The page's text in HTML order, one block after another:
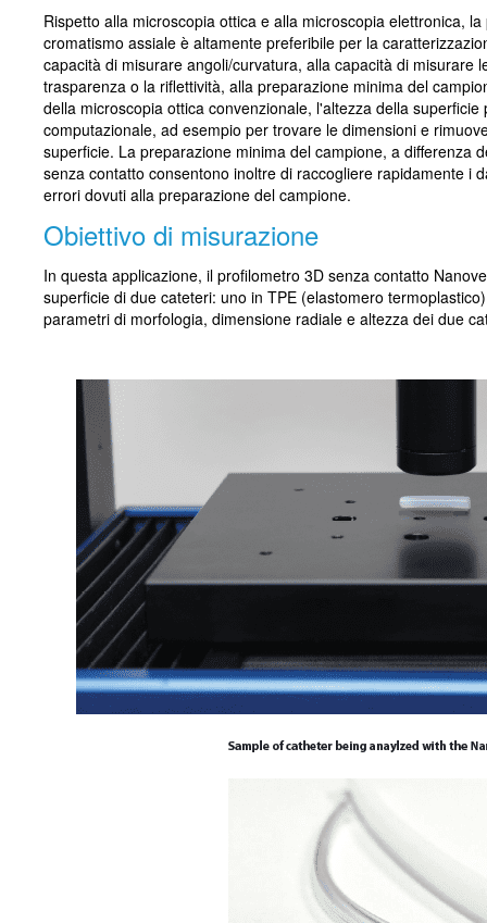
Rispetto alla microscopia ottica e alla microscopia elettronica,
cromatismo assiale è altamente preferibile per la
capacità di misurare angoli/curvatura, alla capacità di misurare
trasparenza o la riflettività, alla preparazione minima del
della microscopia ottica convenzionale, l'altezza della
computazionale, ad esempio per trovare le dimensioni e
superficie. La preparazione minima del campione, a differenza
senza contatto consentono inoltre di raccogliere rapidamente i
errori dovuti alla preparazione del campione.
Obiettivo di misurazione
In questa applicazione, il profilometro 3D senza contatto
superficie di due cateteri: uno in TPE (elastomero
parametri di morfologia, dimensione radiale e altezza dei due